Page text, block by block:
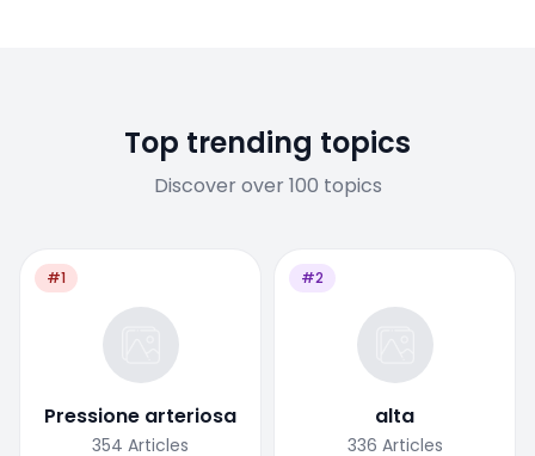
Top trending topics
Discover over 100 topics
#1
Pressione arteriosa
354 Articles
#2
alta
336 Articles